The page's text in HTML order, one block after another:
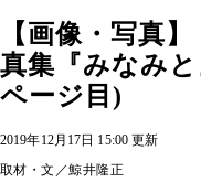
【画像・写真
真集『みなみ
ページ目)
2019年12月17日 15:00 更新
取材・文／鯨井隆正